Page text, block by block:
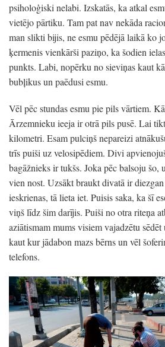
psiholoģiski nelabi. Izskatās, ka atkal
vietējo pārtiku. Tam pat nav nekāda
man slikti bijis, ne esmu pēdējā laikā ko
ķermenis vienkārši paziņo, ka šodien
punkts. Labi, nopērku no sieviņas kaut
bubļikus un paēdusi esmu.
Vēl pēc stundas esmu pie pils vārtiem.
Ārzemnieku ieeja ir otrā pils pusē. Lai
kilometri. Esam pulciņš nepareizi
trīs puiši uz velosipēdiem. Divi
bagāžnieks ir tukšs. Joka pēc balsoju šo,
vien nost. Uzsākt braukt divatā ir
ieskrienas, tā lieta iet. Puisis saka, ka šī
viņš līdz šim darījis. Puiši no otra riteņa
aziātismam mums visiem vajadzētu
kaut kur jādabon mazs bērns un vēl
telefons.